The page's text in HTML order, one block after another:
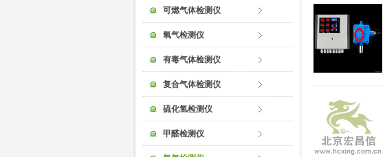
可燃气体检测仪
氧气检测仪
有毒气体检测仪
复合气体检测仪
硫化氢检测仪
甲醛检测仪